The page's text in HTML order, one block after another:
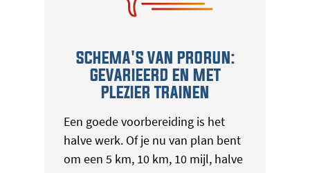
SCHEMA'S VAN PRORUN:
GEVARIEERD EN MET
PLEZIER TRAINEN
Een goede voorbereiding is het
halve werk. Of je nu van plan bent
om een 5 km, 10 km, 10 mijl, halve